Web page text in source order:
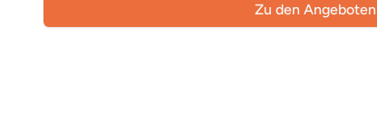
Zu den Angeboten